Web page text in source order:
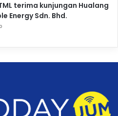
terima kunjungan Hualang
Energy Sdn. Bhd.